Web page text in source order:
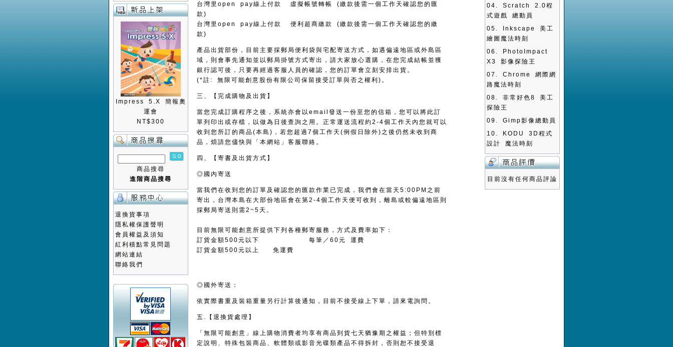
Impress 5.X 簡報奧
運會
NT$300
商品搜尋
進階商品搜尋
退換貨事項
隱私權保護聲明
會員權益及須知
紅利積點常見問題
網站連結
聯絡我們
台灣里open pay線上付款 虛擬帳號轉帳 (繳款後需一個工作天確認您的匯
款)
台灣里open pay線上付款 便利超商繳款 (繳款後需一個工作天確認您的繳
款)
產品出貨部份，目前主要採郵局便利袋與宅配寄送方式，如遇偏遠地區或外島區
域，則會事先通知並以郵局掛號方式寄出，請大家放心選購，在您完成結帳並獲
銀行認可後，只要再經過客服人員的確認，您的訂單會立刻安排出貨。
(*註: 無限可能創意股份有限公司保留接受訂單與否之權利)。
三、【完成購物及出貨】
當您完成訂購程序之後，系統亦會以email發送一份至您的信箱，您可以將此訂
單列印出或存檔，以做為日後查詢之用。正常運送流程約2-4個工作天內您就可以
收到您所訂的商品(本島)，若您超過7個工作天(例假日除外)之後仍然未收到商
品，煩請您儘快與「本網站」客服聯絡。
四、【寄書及出貨方式】
◎國內寄送
當我們在收到您的訂單及確認您的匯款作業已完成，我們會在當天5:00PM之前
寄出，台灣本島在大部份地區會在第2-4個工作天便可收到，離島或較偏遠地區則
採郵局寄送則需2~5天。
目前無限可能創意所提供下列各種郵寄服務，方式及費率如下：
訂貨金額500元以下 每筆／60元 運費
訂貨金額500元以上 免運費
◎國外寄送：
依實際書重及裝箱重量另行計算後通知，目前不接受線上下單，請來電詢問。
五.【退換貨處理】
「無限可能創意」線上購物消費者均享有商品到貨七天猶豫期之權益；但特別標
定說明、特殊包裝商品、軟體類或影音光碟類產品不得拆封，否則恕不接受退
04. Scratch 2.0程
式遊戲 總動員
05.
Inkscape 美工
繪圖魔法時刻
06.
PhotoImpact
X3 影像探險王
07. Chrome 網際網
路魔法時刻
08. 非常好色8 美工
探險王
09. Gimp影像總動員
10.
KODU 3D程式
設計 魔法時刻
目前沒有任何商品評論